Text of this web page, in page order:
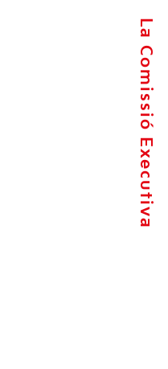
La Comissió Executiva